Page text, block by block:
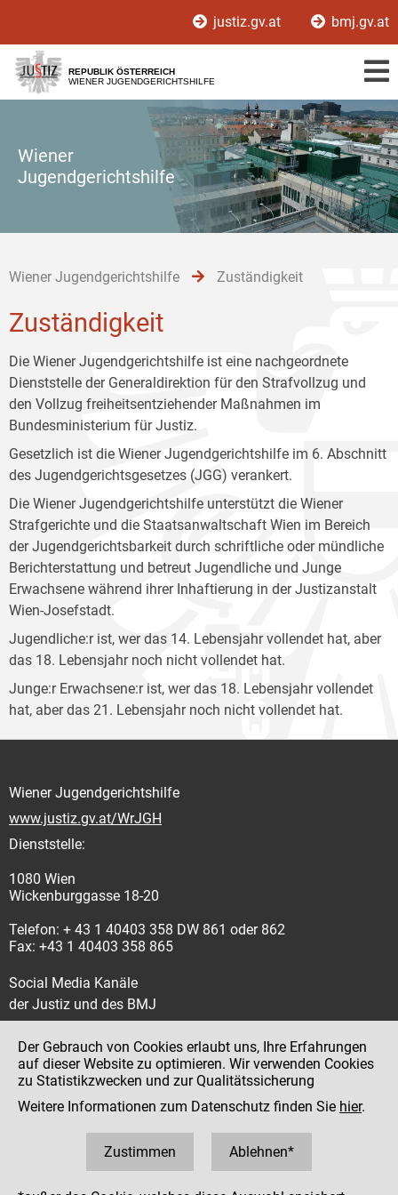
[1]
[2]
[3]
justiz.gv.at bmj.gv.at
REPUBLIK ÖSTERREICH
WIENER JUGENDGERICHTSHILFE
Wiener
Jugendgerichtshilfe
Wiener Jugendgerichtshilfe Zuständigkeit
Zuständigkeit
Die Wiener Jugendgerichtshilfe ist eine nachgeordnete
Dienststelle der Generaldirektion für den Strafvollzug und
den Vollzug freiheitsentziehender Maßnahmen im
Bundesministerium für Justiz.
Gesetzlich ist die Wiener Jugendgerichtshilfe im 6. Abschnitt
des Jugendgerichtsgesetzes (JGG) verankert.
Die Wiener Jugendgerichtshilfe unterstützt die Wiener
Strafgerichte und die Staatsanwaltschaft Wien im Bereich
der Jugendgerichtsbarkeit durch schriftliche oder mündliche
Berichterstattung und betreut Jugendliche und Junge
Erwachsene während ihrer Inhaftierung in der Justizanstalt
Wien-Josefstadt.
Jugendliche:r ist, wer das 14. Lebensjahr vollendet hat, aber
das 18. Lebensjahr noch nicht vollendet hat.
Junge:r Erwachsene:r ist, wer das 18. Lebensjahr vollendet
hat, aber das 21. Lebensjahr noch nicht vollendet hat.
Wiener Jugendgerichtshilfe
www.justiz.gv.at/WrJGH
Dienststelle:
1080 Wien
Wickenburggasse 18-20
Telefon: + 43 1 40403 358 DW 861 oder 862
Fax: +43 1 40403 358 865
Social Media Kanäle
der Justiz und des BMJ
Impressum
Datenschutz
Hinweisgeber:innenplattform (für Mitarbeiter:innen)
Der Gebrauch von Cookies erlaubt uns, Ihre Erfahrungen
auf dieser Website zu optimieren. Wir verwenden Cookies
zu Statistikzwecken und zur Qualitätssicherung
Weitere Informationen zum Datenschutz finden Sie hier.
Zustimmen Ablehnen*